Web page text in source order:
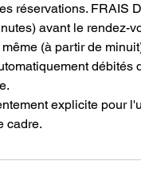
réservations. FRAIS
avant le rendez-
(à partir de
débités
explicite pour
cadre.